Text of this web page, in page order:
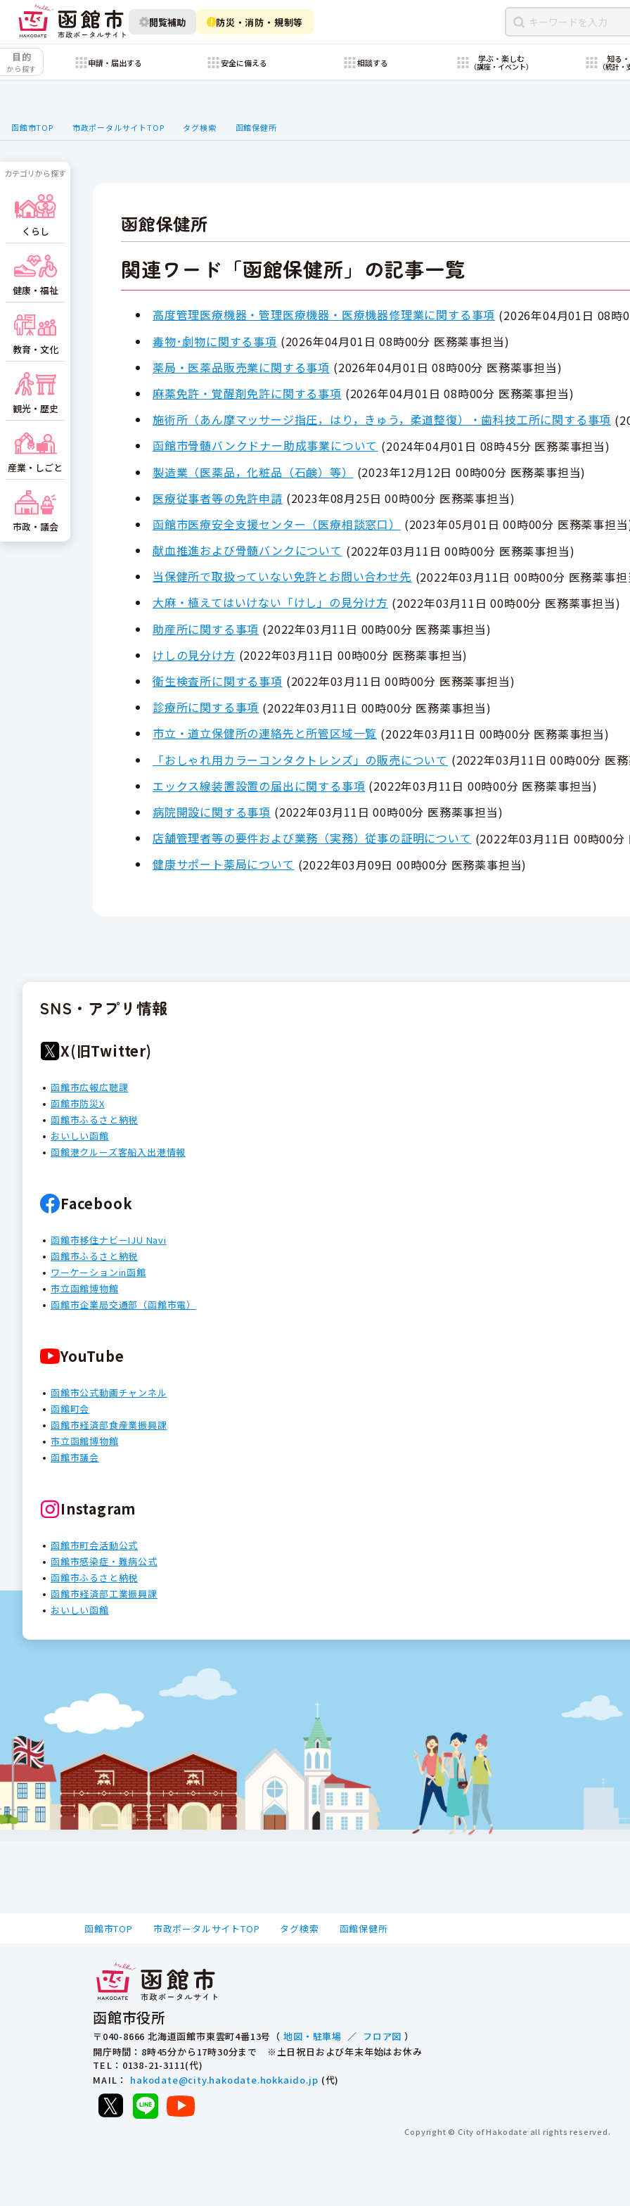
閲覧補助 防災・消防・規制等
目的
から探す
申請・届出する 安全に備える 相談する 学ぶ・楽しむ
（講座・イベント）
知る
（統計・
函館市TOP 市政ポータルサイトTOP タグ検索 函館保健所
函館保健所
関連ワード「函館保健所」の記事一覧
高度管理医療機器・管理医療機器・医療機器修理業に関する事項 (2026年04月01日 08時
毒物･劇物に関する事項 (2026年04月01日 08時00分 医務薬事担当)
薬局・医薬品販売業に関する事項 (2026年04月01日 08時00分 医務薬事担当)
麻薬免許・覚醒剤免許に関する事項 (2026年04月01日 08時00分 医務薬事担当)
施術所（あん摩マッサージ指圧，はり，きゅう，柔道整復）・歯科技工所に関する事項 (
函館市骨髄バンクドナー助成事業について (2024年04月01日 08時45分 医務薬事担当)
製造業（医薬品，化粧品（石鹸）等）
(2023年12月12日 00時00分 医務薬事担当)
医療従事者等の免許申請 (2023年08月25日 00時00分 医務薬事担当)
函館市医療安全支援センター（医療相談窓口）
(2023年05月01日 00時00分 医務薬事担当
献血推進および骨髄バンクについて (2022年03月11日 00時00分 医務薬事担当)
当保健所で取扱っていない免許とお問い合わせ先 (2022年03月11日 00時00分 医務薬事
大麻・植えてはいけない「けし」の見分け方 (2022年03月11日 00時00分 医務薬事担当)
助産所に関する事項 (2022年03月11日 00時00分 医務薬事担当)
けしの見分け方 (2022年03月11日 00時00分 医務薬事担当)
衛生検査所に関する事項 (2022年03月11日 00時00分 医務薬事担当)
診療所に関する事項 (2022年03月11日 00時00分 医務薬事担当)
市立・道立保健所の連絡先と所管区域一覧 (2022年03月11日 00時00分 医務薬事担当)
「おしゃれ用カラーコンタクトレンズ」の販売について (2022年03月11日 00時00分 医
エックス線装置設置の届出に関する事項 (2022年03月11日 00時00分 医務薬事担当)
病院開設に関する事項 (2022年03月11日 00時00分 医務薬事担当)
店舗管理者等の要件および業務（実務）従事の証明について (2022年03月11日 00時00分
健康サポート薬局について (2022年03月09日 00時00分 医務薬事担当)
カテゴリから探す
くらし
健康・福祉
教育・文化
観光・歴史
産業・しごと
市政・議会
SNS・アプリ情報
X(旧Twitter)
函館市広報広聴課
函館市防災X
函館市ふるさと納税
おいしい函館
函館港クルーズ客船入出港情報
Facebook
函館市移住ナビーIJU Navi
函館市ふるさと納税
ワーケーションin函館
市立函館博物館
函館市企業局交通部（函館市電）
YouTube
函館市公式動画チャンネル
函館町会
函館市経済部食産業振興課
市立函館博物館
函館市議会
Instagram
函館市町会活動公式
函館市感染症・難病公式
函館市ふるさと納税
函館市経済部工業振興課
おいしい函館
函館市TOP 市政ポータルサイトTOP タグ検索 函館保健所
函館市役所
〒040-8666 北海道函館市東雲町4番13号（ 地図・駐車場 ／ フロア図 ）
開庁時間：8時45分から17時30分まで ※土日祝日および年末年始はお休み
TEL ：0138-21-3111(代)
MAIL ： hakodate@city.hakodate.hokkaido.jp (代)
Copyright © City of Hakodate all rights reserved.